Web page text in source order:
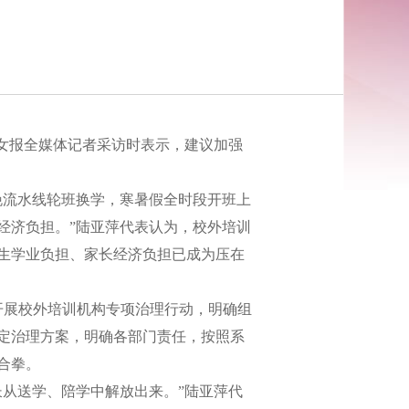
全媒体记者采访时表示，建议加强
水线轮班换学，寒暑假全时段开班上
负担。”陆亚萍代表认为，校外培训
学业负担、家长经济负担已成为压在
校外培训机构专项治理行动，明确组
治理方案，明确各部门责任，按照系
拳。
送学、陪学中解放出来。”陆亚萍代